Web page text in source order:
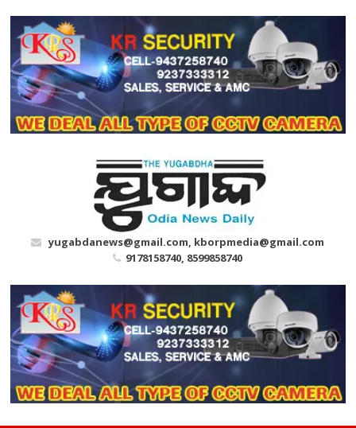
content
yugabdanews@gmail.com, kborpmedia@gmail.com
9178158740, 8599858740